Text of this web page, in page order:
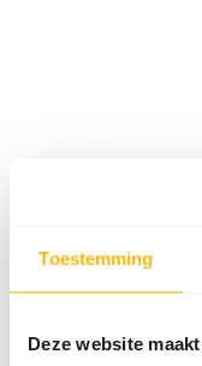
Toestemming
Deze website
Voedingsadvies
Let op: Variatie met